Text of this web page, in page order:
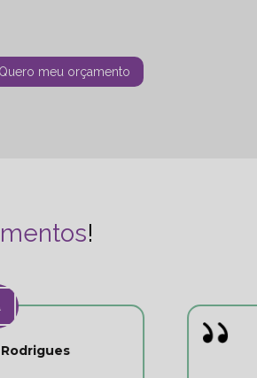
Quero meu orçamento
!